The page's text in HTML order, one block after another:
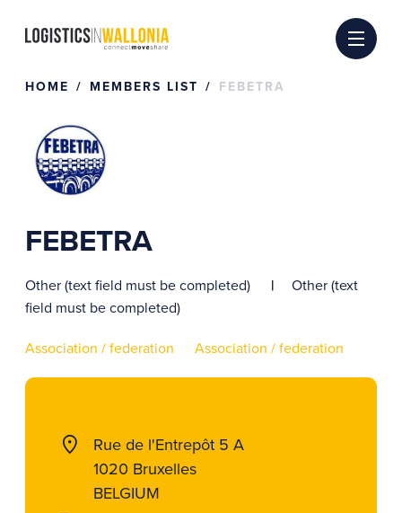
HOME MEMBERS LIST FEBETRA
FEBETRA
Other (text field must be completed)
Other (text
field must be completed)
Association / federation Association / federation
Rue de l'Entrepôt 5 A
1020 Bruxelles
BELGIUM